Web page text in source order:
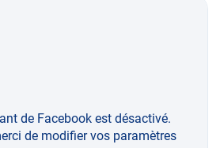
de Facebook est désactivé.
de modifier vos paramètres